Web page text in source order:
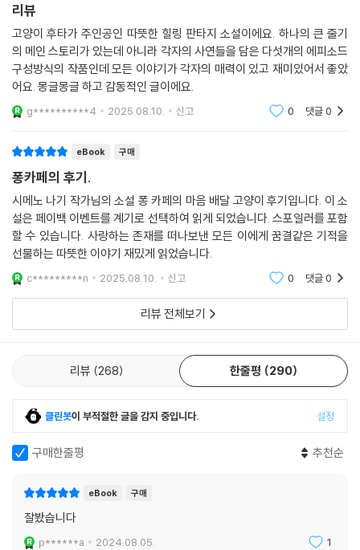
“지금, 다시 만나고 싶은 이는 누구입니까?”
하나뿐인 단짝, 그리운 존재들과의 아련한 추억이
과거에 그치지 않고 현재 삶의 일부가 되는 ‘카페 퐁’
가슴 찡한 다섯 편의 에피소드 사이에서 통통 튀어 다니는 고양이들은 특
유의 매력으로 자연스럽게 웃음을 자아내고, 절망을 희망으로 반전시키는
낙관적인 순간들을 선사한다. 더불어 새끼 때 버려진 유기묘 출신 후타를
비롯해 길에서 운명을 달리한 카오스 고양이, 병원에서 마지막 순간을 맞
은 니지코 씨의 반려묘 등 현실감 높은 고양이들의 서사는 이야기의 입체
감을 높이는 동시에 현대인들의 삶에 어느새 깊숙하게 침투해 있는 반려동
물의 존재감을 돌이켜 보게 만든다. 마침내 다섯 번의 임무를 완수하고 스
무 살 생일을 맞은 후타가 마지막으로 자신의 소원을 이루기 위해 꿈에 그
리던 집으로 돌아가는 장면에 이르러, 반려동물과의 애틋한 추억이 있는
독자라면 누구나 코끝이 찡해질 것이다.
카페 퐁에서 저승은 ‘이쪽’이 되고 이승은 ‘저쪽’이라고 불린다. 반대로 불
러보았을 뿐인데, 죽음은 더 이상 두려움의 대상이 아니라 삶의 일부가 된
세상을 먼저 떠난 존재가 무지개다리 너머에서 우리를 기다리고 있다는 이
그러니 이별에 후회하고 슬퍼하는 대신 아껴왔던 소중한 기억들을 하나씩
리뷰
고양이 후타가 주인공인 따뜻한 힐링 판타지 소설이에요. 하나의 큰 줄기
의 메인 스토리가 있는데 아니라 각자의 사연들을 담은 다섯개의 에피소드
구성방식의 작품인데 모든 이야기가 각자의 매력이 있고 재미있어서 좋았
어요. 몽글몽글 하고 감동적인 글이에요.
g**********4 2025.08.10. 신고 0 댓글0
eBook 구매
퐁카페의 후기.
시메노 나기 작가님의 소설 퐁 카페의 마음 배달 고양이 후기입니다. 이 소
설은 페이백 이벤트를 계기로 선택하여 읽게 되었습니다. 스포일러를 포함
할 수 있습니다. 사랑하는 존재를 떠나보낸 모든 이에게 꿈결같은 기적을
선물하는 따뜻한 이야기 재밌게 읽었습니다.
c*********n 2025.08.10. 신고 0 댓글0
리뷰 전체보기
리뷰 268 한줄평 290
클린봇이 부적절한 글을 감지 중입니다. 설정
구매한줄평 추천순
eBook 구매
잘봤습니다
p******a 2024.08.05. 1